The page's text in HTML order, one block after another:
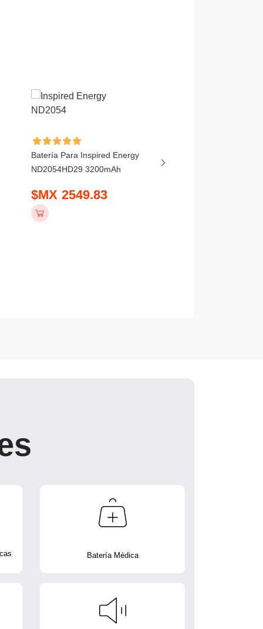
Batería Para Inspired Energy
ND2054HD29 3200mAh
$MX 2549.83
Batería Médica